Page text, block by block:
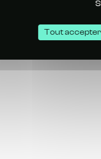
Tout accepter
eficácia, os
armadilha e voltarão
em apenas